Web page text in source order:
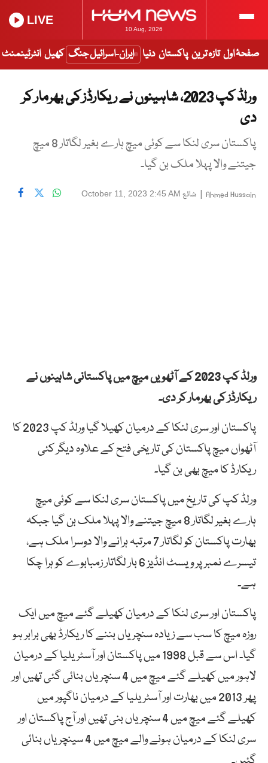
10 Aug, 2026
LIVE
صفحۂ اول تازہ ترین پاکستان دنیا ایران-اسرائیل جنگ کھیل انٹرٹینمنٹ
ورلڈ کپ 2023، شاہینوں نے ریکارڈز کی بھرمار کر
دی
پاکستان سری لنکا سے کوئی میچ ہارے بغیر لگاتار 8 میچ
جیتنے والا پہلا ملک بن گیا۔
Ahmed Hussain
| شائع October 11, 2023 2:45 AM
ورلڈ کپ 2023 کے آٹھویں میچ میں پاکستانی شاہینوں نے
ریکارڈز کی بھرمار کر دی۔
پاکستان اور سری لنکا کے درمیان کھیلا گیا ورلڈ کپ 2023 کا
آٹھواں میچ پاکستان کی تاریخی فتح کے علاوہ دیگر کئی
ریکارڈ کا میچ بھی بن گیا۔
ورلڈ کپ کی تاریخ میں پاکستان سری لنکا سے کوئی میچ
ہارے بغیر لگاتار 8 میچ جیتنے والا پہلا ملک بن گیا جبکہ
بھارت پاکستان کو لگاتار 7 مرتبہ ہرانے والا دوسرا ملک ہے،
تیسرے نمبر پر ویسٹ انڈیز 6 بار لگاتار زمبابوے کو ہرا چکا
ہے۔
پاکستان اور سری لنکا کے درمیان کھیلے گئے میچ میں ایک
روزہ میچ کا سب سے زیادہ سنچریاں بننے کا ریکارڈ بھی برابر ہو
گیا۔ اس سے قبل 1998 میں پاکستان اور آسٹریلیا کے درمیان
لاہور میں کھیلے گئے میچ میں 4 سنچریاں بنائی گئی تھیں اور
پھر 2013 میں بھارت اور آسٹریلیا کے درمیان ناگپور میں
کھیلے گئے میچ میں 4 سنچریاں بنی تھیں اور آج پاکستان اور
سری لنکا کے درمیان ہونے والے میچ میں 4 سینچریاں بنائی